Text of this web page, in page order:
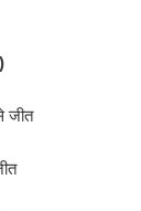
जीत